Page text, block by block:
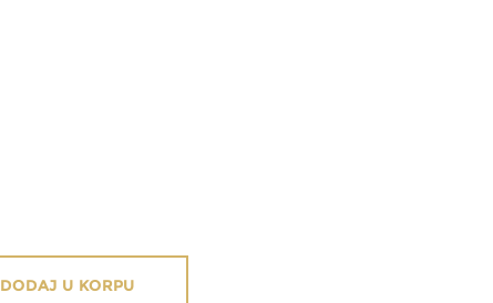
DODAJ U KORPU